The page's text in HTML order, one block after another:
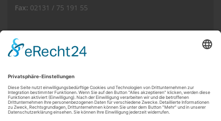
Fax: 02131 / 75 191 55
E-Mail:
info(at)thurnerimmobilien.de
Web:
© THURNER + SÖHNE IMMOBILIEN GMBH
Kundenbewertungen und Erfahrungen zu
THURNER + SÖHNE Immobilien GmbH
SEHR GUT